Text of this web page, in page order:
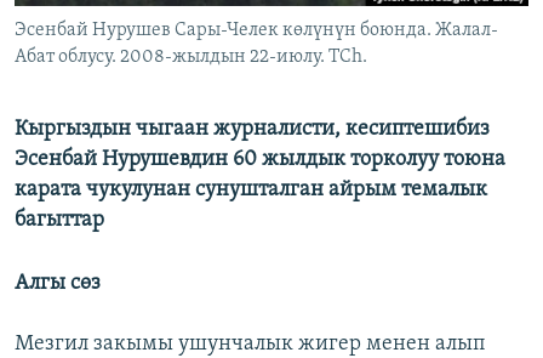
Эсенбай Нурушев Сары-Челек көлүнүн боюнда. Жалал-
Абат облусу. 2008-жылдын 22-июлу. TCh.
Кыргыздын чыгаан журналисти, кесиптешибиз
Эсенбай Нурушевдин 60 жылдык торколуу тоюна
карата чукулунан сунушталган айрым темалык
багыттар
Алгы сөз
Мезгил закымы ушунчалык жигер менен алып